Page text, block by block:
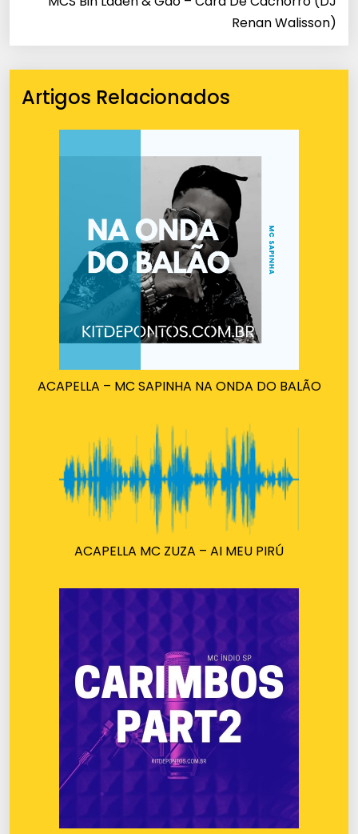
Renan Walisson)
Artigos Relacionados
ACAPELLA – MC SAPINHA NA ONDA DO BALÃO
ACAPELLA MC ZUZA – AI MEU PIRÚ